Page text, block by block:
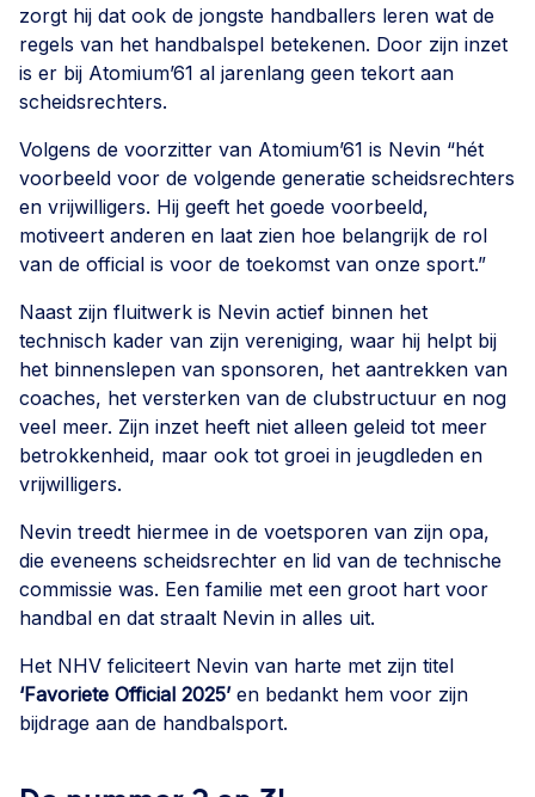
zorgt hij dat ook de jongste handballers leren wat de
regels van het handbalspel betekenen. Door zijn inzet
is er bij Atomium’61 al jarenlang geen tekort aan
scheidsrechters.
Volgens de voorzitter van Atomium’61 is Nevin “hét
voorbeeld voor de volgende generatie scheidsrechters
en vrijwilligers. Hij geeft het goede voorbeeld,
motiveert anderen en laat zien hoe belangrijk de rol
van de official is voor de toekomst van onze sport.”
Naast zijn fluitwerk is Nevin actief binnen het
technisch kader van zijn vereniging, waar hij helpt bij
het binnenslepen van sponsoren, het aantrekken van
coaches, het versterken van de clubstructuur en nog
veel meer. Zijn inzet heeft niet alleen geleid tot meer
betrokkenheid, maar ook tot groei in jeugdleden en
vrijwilligers.
Nevin treedt hiermee in de voetsporen van zijn opa,
die eveneens scheidsrechter en lid van de technische
commissie was. Een familie met een groot hart voor
handbal en dat straalt Nevin in alles uit.
Het NHV feliciteert Nevin van harte met zijn titel
‘Favoriete Official 2025’en bedankt hem voor zijn
bijdrage aan de handbalsport.